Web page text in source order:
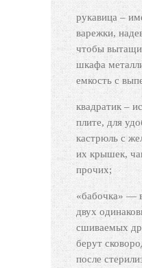
рукавица –
варежки,
чтобы
шкафа
емкость с
квадратик –
плите, для
кастрюль с
их крышек,
прочих;
«бабочка» —
двух
сшиваемых
берут
после